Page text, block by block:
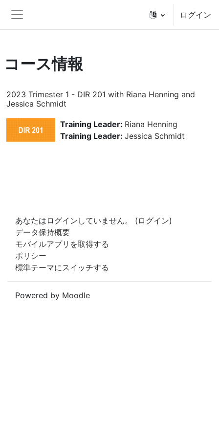
サイドパネル
ログイン
コース情報
2023 Trimester 1 - DIR 201 with Riana Henning and
Jessica Schmidt
Training Leader: Riana Henning
Training Leader: Jessica Schmidt
あなたはログインしていません。 ( ログイン)
データ保持概要
モバイルアプリを取得する
ポリシー
標準テーマにスイッチする
Powered by Moodle